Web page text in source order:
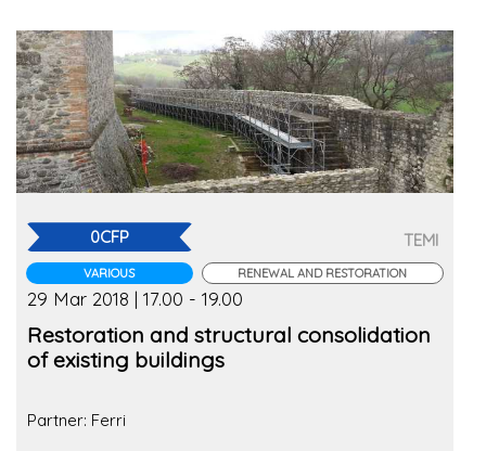
0CFP
VARIOUS
TEMI
RENEWAL AND RESTORATION
29 Mar 2018 | 17.00 - 19.00
Restoration and structural consolidation
of existing buildings
Partner: Ferri